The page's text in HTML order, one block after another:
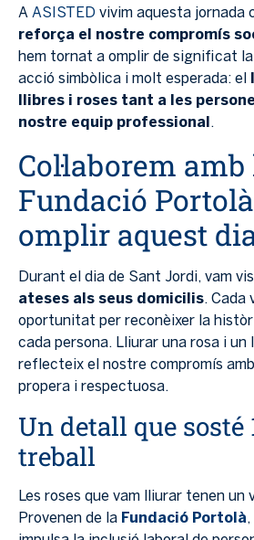
A ASISTED vivim aquesta jornada
reforça el nostre compromís
hem tornat a omplir de significat
acció simbòlica i molt esperada: el
llibres i roses tant a les
nostre equip professional .
Col·laborem
Fundació
omplir aquest
Durant el dia de Sant Jordi, vam
ateses als seus domicilis. Cada
oportunitat per reconèixer la
cada persona. Lliurar una rosa i un
reflecteix el nostre compromís
propera i respectuosa.
Un detall que sosté
treball
Les roses que vam lliurar tenen un
Provenen de la Fundació Portolà,